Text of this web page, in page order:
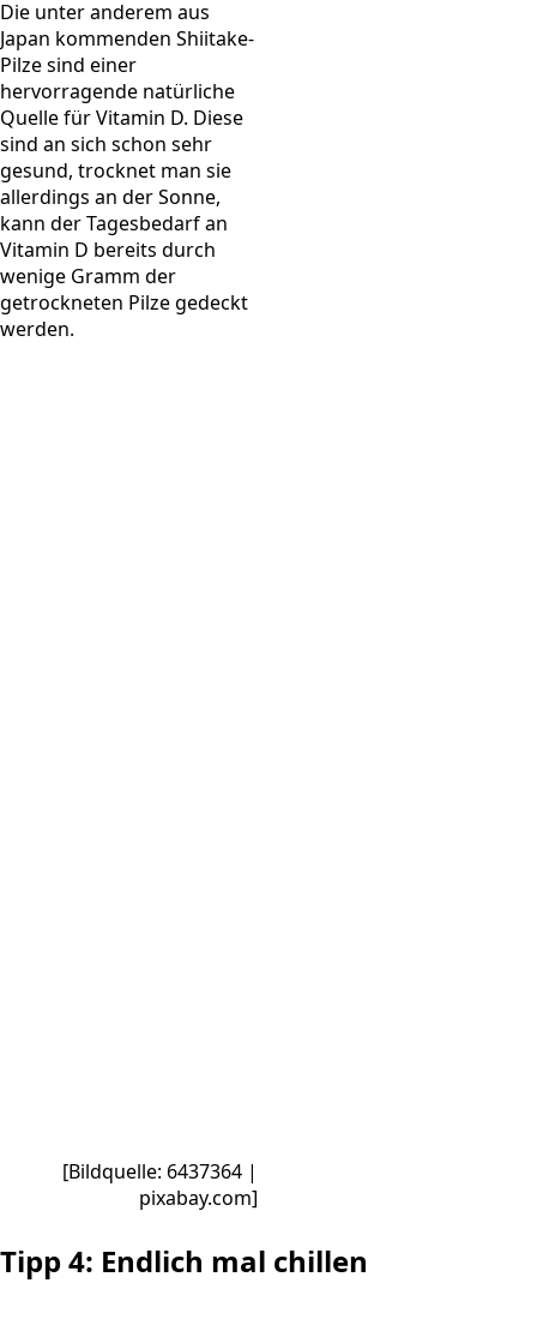
Die unter anderem aus
Japan kommenden Shiitake-
Pilze sind einer
hervorragende natürliche
Quelle für Vitamin D. Diese
sind an sich schon sehr
gesund, trocknet man sie
allerdings an der Sonne,
kann der Tagesbedarf an
Vitamin D bereits durch
wenige Gramm der
getrockneten Pilze gedeckt
werden.
[Bildquelle: 6437364 |
pixabay.com]
Tipp 4: Endlich mal chillen